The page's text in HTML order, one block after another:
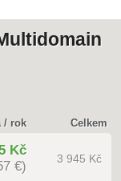
/ rok Celkem
Kč
€)
3 945 Kč